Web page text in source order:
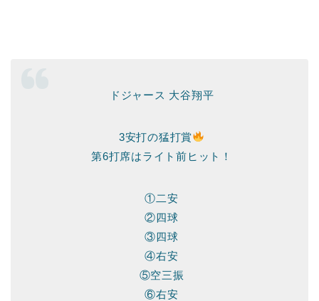
ドジャース 大谷翔平
3安打の猛打賞
第6打席はライト前ヒット！
①二安
②四球
③四球
④右安
⑤空三振
⑥右安